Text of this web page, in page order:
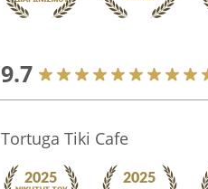
9.7
Tortuga Tiki Cafe